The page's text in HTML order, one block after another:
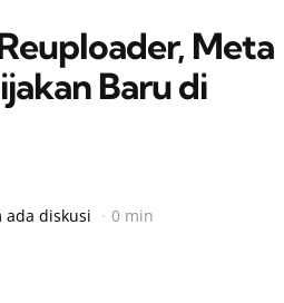
Meta
Baru di
ada diskusi 0 min